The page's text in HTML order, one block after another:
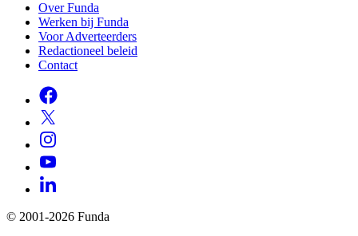
Over Funda
Werken bij Funda
Voor Adverteerders
Redactioneel beleid
Contact
© 2001-2026 Funda